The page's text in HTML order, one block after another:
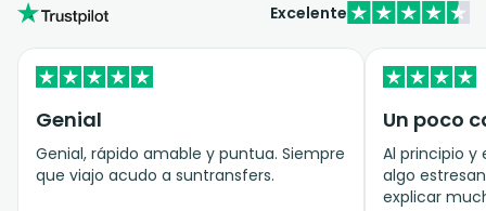
Excelente
Genial
Genial, rápido amable y puntua. Siempre
que viajo acudo a suntransfers.
Un poco
Al principio y
algo
explicar